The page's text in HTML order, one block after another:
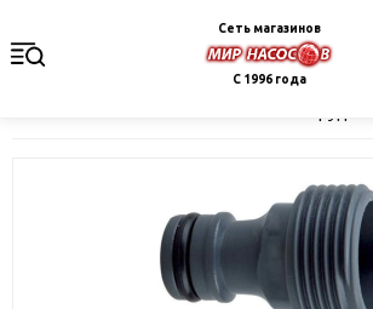
Сеть магазинов
С 1996 года